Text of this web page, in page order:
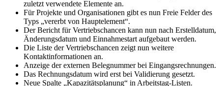
zuletzt verwendete Elemente an.
Für Projekte und Organisationen gibt es nun Freie Felder des
Typs „vererbt von Hauptelement“.
Der Bericht für Vertriebschancen kann nun nach Erstelldatum,
Änderungsdatum und Einnahmestart aufgebaut werden.
Die Liste der Vertriebschancen zeigt nun weitere
Kontaktinformationen an.
Anzeige der externen Belegnummer bei Eingangsrechnungen.
Das Rechnungsdatum wird erst bei Validierung gesetzt.
Neue Spalte „Kapazitätsplanung“ in Arbeitstag-Listen.